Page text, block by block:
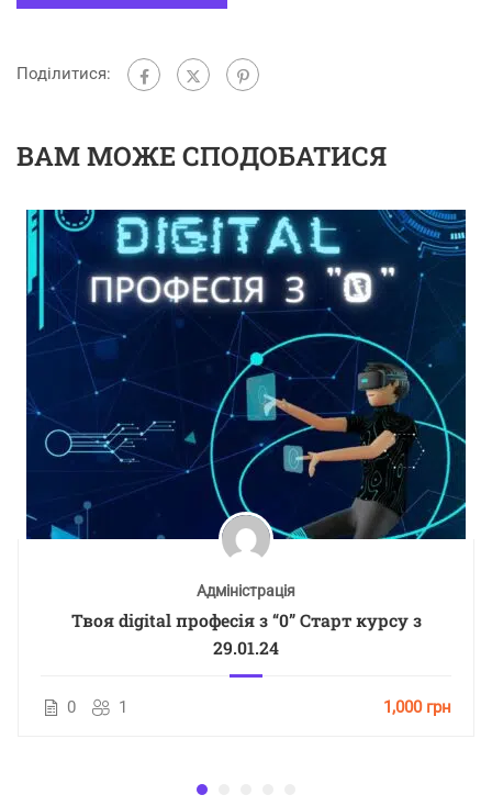
Поділитися:
ВАМ МОЖЕ СПОДОБАТИСЯ
Адміністрація
Твоя digital професія з “0” Старт курсу з
29.01.24
0 1 1,000 грн